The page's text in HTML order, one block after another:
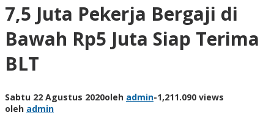
7,5 Juta Pekerja Bergaji di
Bawah Rp5 Juta Siap Terima
BLT
Sabtu 22 Agustus 2020oleh admin-1,211.090 views
oleh admin